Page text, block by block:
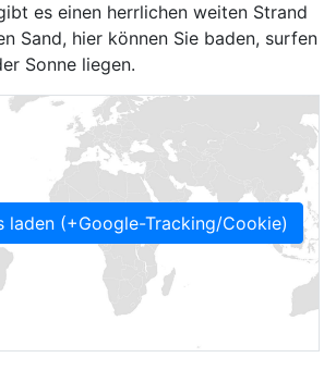
es einen herrlichen weiten Strand
Sand, hier können Sie baden, surfen
Sonne liegen.
laden (+Google-Tracking/Cookie)